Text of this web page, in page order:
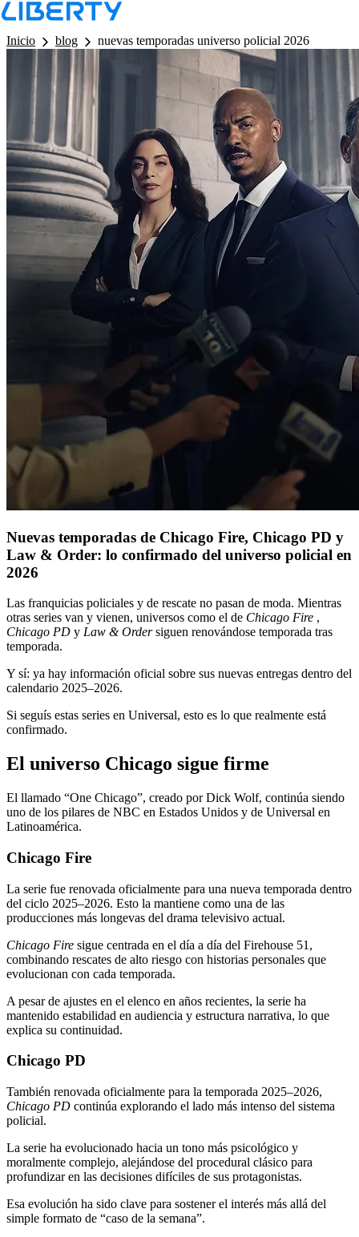
LB - Barra de Navegacion
Inicio
blog nuevas temporadas universo policial 2026
Nuevas temporadas de Chicago Fire, Chicago PD y
Law & Order: lo confirmado del universo policial en
2026
Las franquicias policiales y de rescate no pasan de moda. Mientras
otras series van y vienen, universos como el de Chicago Fire ,
Chicago PD y Law & Ordersiguen renovándose temporada tras
temporada.
Y sí: ya hay información oficial sobre sus nuevas entregas dentro del
calendario 2025–2026.
Si seguís estas series en Universal, esto es lo que realmente está
confirmado.
El universo Chicago sigue firme
El llamado “One Chicago”, creado por Dick Wolf, continúa siendo
uno de los pilares de NBC en Estados Unidos y de Universal en
Latinoamérica.
Chicago Fire
La serie fue renovada oficialmente para una nueva temporada dentro
del ciclo 2025–2026. Esto la mantiene como una de las
producciones más longevas del drama televisivo actual.
Chicago Fire sigue centrada en el día a día del Firehouse 51,
combinando rescates de alto riesgo con historias personales que
evolucionan con cada temporada.
A pesar de ajustes en el elenco en años recientes, la serie ha
mantenido estabilidad en audiencia y estructura narrativa, lo que
explica su continuidad.
Chicago PD
También renovada oficialmente para la temporada 2025–2026,
Chicago PD continúa explorando el lado más intenso del sistema
policial.
La serie ha evolucionado hacia un tono más psicológico y
moralmente complejo, alejándose del procedural clásico para
profundizar en las decisiones difíciles de sus protagonistas.
Esa evolución ha sido clave para sostener el interés más allá del
simple formato de “caso de la semana”.